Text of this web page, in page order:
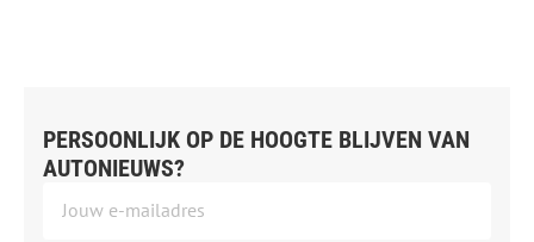
PERSOONLIJK OP DE HOOGTE BLIJVEN VAN
AUTONIEUWS?